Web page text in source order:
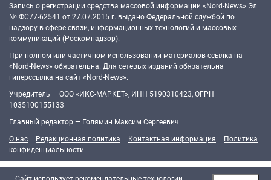
Запись о регистрации средства массовой информации «Nord-News» Эл
№ ФС77-62541 от 27.07.2015 г. выдано Федеральной службой по
надзору в сфере связи, информационных технологий и массовых
коммуникаций (Роскомнадзор).
При полном или частичном использовании материалов ссылка на
«Nord-News» обязательна. Для сетевых изданий обязательна
гиперссылка на сайт «Nord-News».
Учредитель — ООО «ИКС-МАРКЕТ», ИНН 5190310423, ОГРН
1035100155133
Главный редактор — Голямин Максим Сергеевич
О нас
Редакционная политика Контактная информация
Политика
конфиденциальности